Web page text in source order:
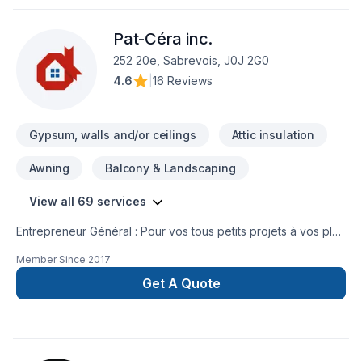
attentes. Nous sommes impatients de collaborer avec vous
pour concrétiser votre projet.
Pat-Céra inc.
252 20e, Sabrevois, J0J 2G0
4.6
16 Reviews
Gypsum, walls and/or ceilings Attic insulation
Awning Balcony & Landscaping
View all 69 services
Entrepreneur Général : Pour vos tous petits projets à vos plus
de réalisez vos travaux tout en restant à votre
écoute. Service personnalisé !
Member Since 2017
Get A Quote